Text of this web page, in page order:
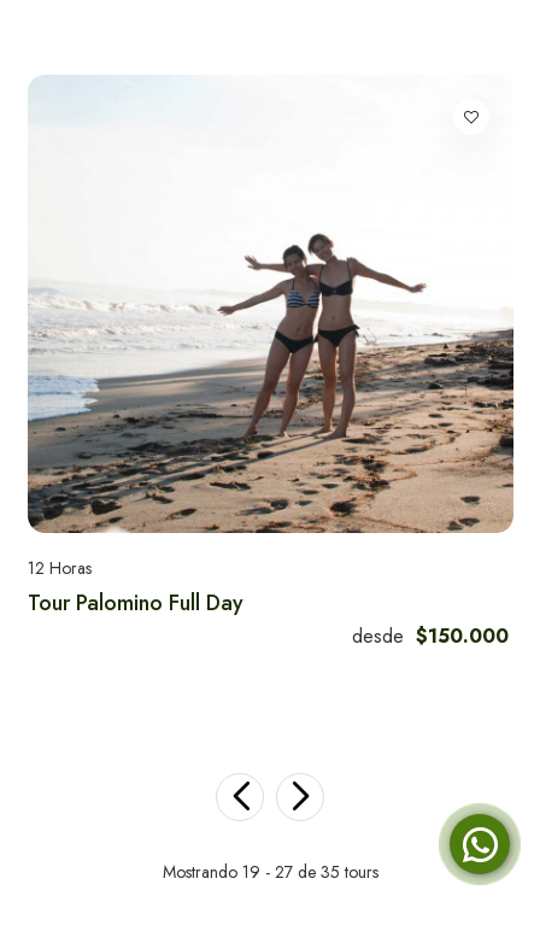
Parque Tayrona - Cabo San Juan Tour Minca Full Day
Tayrona - Playa Cristal
12 Horas
Tour Palomino Full Day
desde $150.000
Mostrando 19 - 27 de 35 tours